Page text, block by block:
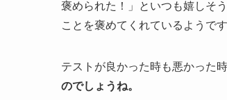
褒められた！」といつも嬉しそ
ことを褒めてくれているようです
テストが良かった時も悪かった時
のでしょうね。